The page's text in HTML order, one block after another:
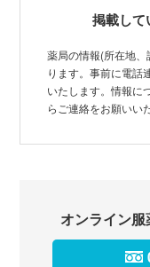
掲載して
薬局の情報(所在地
ります。事前に電話
いたします。情報に
らご連絡をお願いい
オンライン